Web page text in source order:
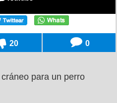
20 0
para un perro